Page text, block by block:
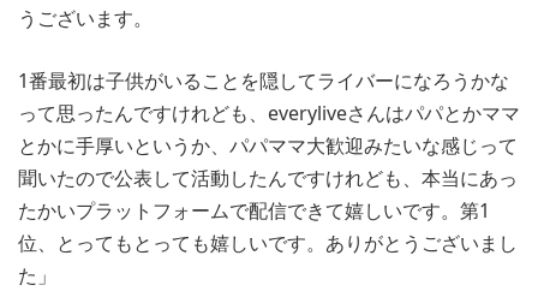
うございます。
1番最初は子供がいることを隠してライバーになろうかな
って思ったんですけれども、everyliveさんはパパとかママ
とかに手厚いというか、パパママ大歓迎みたいな感じって
聞いたので公表して活動したんですけれども、本当にあっ
たかいプラットフォームで配信できて嬉しいです。第1
位、とってもとっても嬉しいです。ありがとうございまし
た」